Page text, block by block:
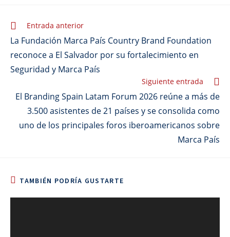
Entrada anterior
La Fundación Marca País Country Brand Foundation
reconoce a El Salvador por su fortalecimiento en
Seguridad y Marca País
Siguiente entrada
El Branding Spain Latam Forum 2026 reúne a más de
3.500 asistentes de 21 países y se consolida como
uno de los principales foros iberoamericanos sobre
Marca País
TAMBIÉN PODRÍA GUSTARTE